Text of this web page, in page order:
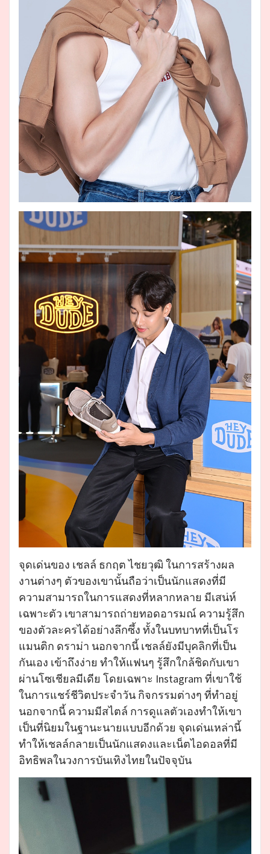
จุดเด่นของ เชลล์ ธกฤต ไชยวุฒิ ในการสร้างผล
งานต่างๆ ตัวของเขานั้นถือว่าเป็นนักแสดงที่มี
ความสามารถในการแสดงที่หลากหลาย มีเสน่ห์
เฉพาะตัว เขาสามารถถ่ายทอดอารมณ์ ความรู้สึก
ของตัวละครได้อย่างลึกซึ้ง ทั้งในบทบาทที่เป็นโร
แมนติก ดราม่า นอกจากนี้ เชลล์ยังมีบุคลิกที่เป็น
กันเอง เข้าถึงง่าย ทำให้แฟนๆ รู้สึกใกล้ชิดกับเขา
ผ่านโซเชียลมีเดีย โดยเฉพาะ Instagram ที่เขาใช้
ในการแชร์ชีวิตประจำวัน กิจกรรมต่างๆ ที่ทำอยู่
นอกจากนี้ ความมีสไตล์ การดูแลตัวเองทำให้เขา
เป็นที่นิยมในฐานะนายแบบอีกด้วย จุดเด่นเหล่านี้
ทำให้เชลล์กลายเป็นนักแสดงและเน็ตไอดอลที่มี
อิทธิพลในวงการบันเทิงไทยในปัจจุบัน